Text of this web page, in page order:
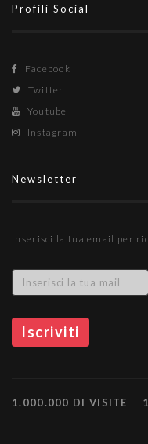
Profili Social
Facebook
Twitter
Youtube
Instagram
Newsletter
Inserisci la tua email per
1.000.000 DI VISITE